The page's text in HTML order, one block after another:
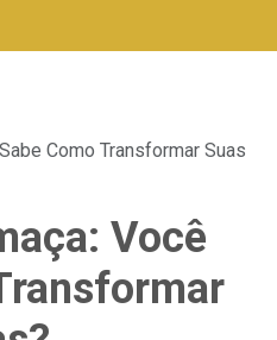
Como Transformar Suas
Você